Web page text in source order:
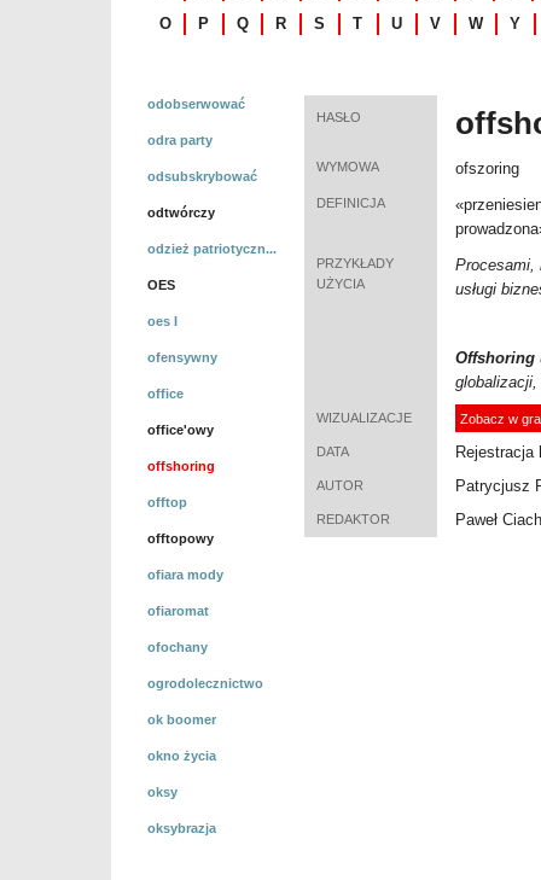
O
P Q R S T U V W Y
odobserwować
odra party
odsubskrybować
odtwórczy
odzież patriotyczn...
OES
oes I
ofensywny
office
office'owy
offshoring
offtop
offtopowy
ofiara mody
ofiaromat
ofochany
ogrodolecznictwo
ok boomer
okno życia
oksy
oksybrazja
HASŁO
WYMOWA ofszoring
DEFINICJA «
prowadzona
PRZYKŁADY
UŻYCIA
Procesami,
usługi
Offshoring
WIZUALIZACJE Zobacz w
DATA Rejestracja
AUTOR Patrycjusz
REDAKTOR Paweł Ciach